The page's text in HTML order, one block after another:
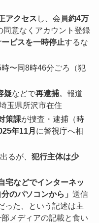
アクセス し、会員約4万
同意なくアカウント登録
ービスを一時停止するな
〜同8時46分ごろ（犯
疑などで再逮捕。報道
埼玉県所沢市在住
策課が捜査・逮捕（時
年11月 に警視庁へ相
るが、 犯行主体は少
宅などでインターネッ
分のパソコンから」 送信
った、という記述は主
メディアの記載と食い